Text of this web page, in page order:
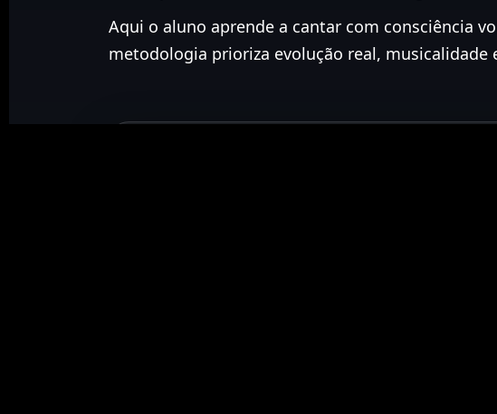
Aqui o aluno aprende a cantar com consciência
metodologia prioriza evolução real, musicalidade